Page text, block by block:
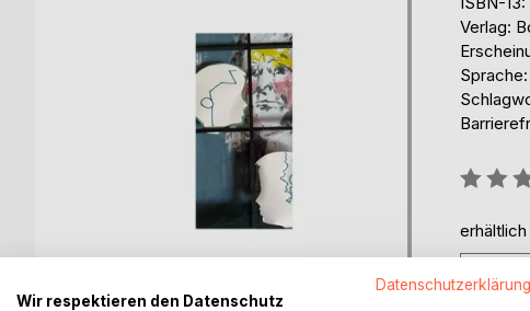
Verlag:
erhältlich
Datenschutzerklärung
Wir respektieren den Datenschutz